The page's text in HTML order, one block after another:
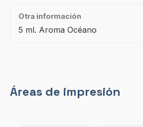
Otra información
5 ml. Aroma Océano
Áreas de impresión